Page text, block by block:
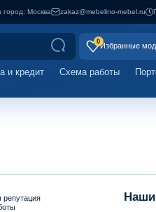
город: Москва zakaz@mebelino-mebel.ru
0
Избранные
и кредит Схема работы
репутация